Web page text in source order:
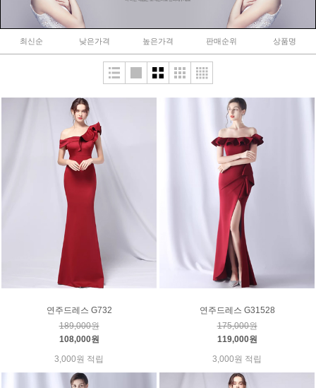
최신순 낮은가격 높은가격 판매순위 상품명
연주드레스 G732
189,000원
108,000원
3,000원 적립
연주드레스 G31528
175,000원
119,000원
3,000원 적립